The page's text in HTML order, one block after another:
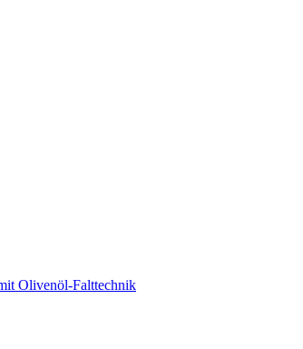
Olivenöl-Falttechnik